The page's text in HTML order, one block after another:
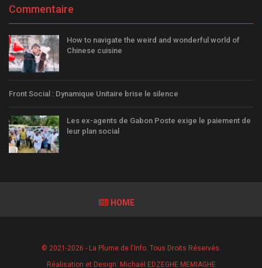
Commentaire
How to navigate the weird and wonderful world of
Chinese cuisine
Front Social : Dynamique Unitaire brise le silence
Les ex-agents de Gabon Poste exige le paiement de
leur plan social
HOME
© 2021-2026 - La Plume de l'Info. Tous Droits Réservés.
Réalisation et Design: Michaël EDZEGHE MEMIAGHE